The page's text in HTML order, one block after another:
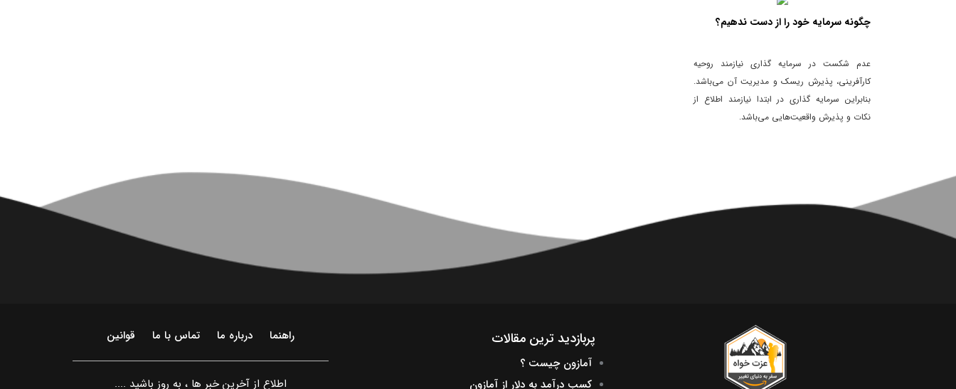
چگونه سرمایه خود را از دست ندهیم؟
عدم شکست در سرمایه گذاری نیازمند روحیه
کارآفرینی، پذیرش ریسک و مدیریت آن می‌باشد.
بنابراین سرمایه گذاری در ابتدا نیازمند اطلاع از
نکات و پذیرش واقعیت‌هایی می‌باشد.
پربازدید ترین مقالات
آمازون چیست ؟
کسب درآمد به دلار از آمازون
راهنما درباره ما تماس با ما قوانین
اطلاع از آخرین خبر ها ، به روز باشید ....